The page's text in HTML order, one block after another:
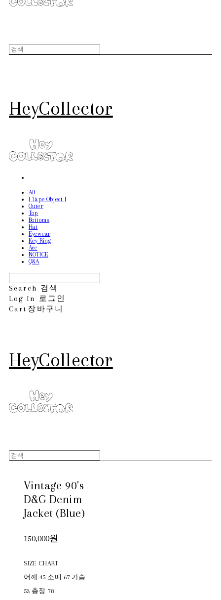
HeyCollector
All
[ Tape Object ]
Outer
Top
Bottoms
Hat
Eyewear
Key Ring
Acc
NOTICE
Q&A
Search 검색
Log In
로그인
Cart 장바구니
HeyCollector
Vintage 90's
D&G Denim
Jacket (Blue)
150,000원
SIZE CHART
어깨 45 소매 67 가슴
53 총장 78